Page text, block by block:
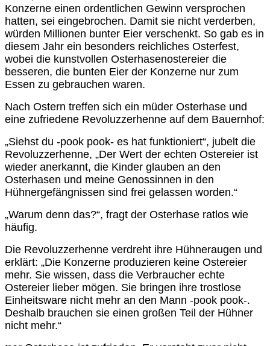
Konzerne einen ordentlichen Gewinn versprochen
hatten, sei eingebrochen. Damit sie nicht verderben,
würden Millionen bunter Eier verschenkt. So gab es in
diesem Jahr ein besonders reichliches Osterfest,
wobei die kunstvollen Osterhasenostereier die
besseren, die bunten Eier der Konzerne nur zum
Essen zu gebrauchen waren.
Nach Ostern treffen sich ein müder Osterhase und
eine zufriedene Revoluzzerhenne auf dem Bauernhof:
„Siehst du -pook pook- es hat funktioniert“, jubelt die
Revoluzzerhenne, „Der Wert der echten Ostereier ist
wieder anerkannt, die Kinder glauben an den
Osterhasen und meine Genossinnen in den
Hühnergefängnissen sind frei gelassen worden.“
„Warum denn das?“, fragt der Osterhase ratlos wie
häufig.
Die Revoluzzerhenne verdreht ihre Hühneraugen und
erklärt: „Die Konzerne produzieren keine Ostereier
mehr. Sie wissen, dass die Verbraucher echte
Ostereier lieber mögen. Sie bringen ihre trostlose
Einheitsware nicht mehr an den Mann -pook pook-.
Deshalb brauchen sie einen großen Teil der Hühner
nicht mehr.“